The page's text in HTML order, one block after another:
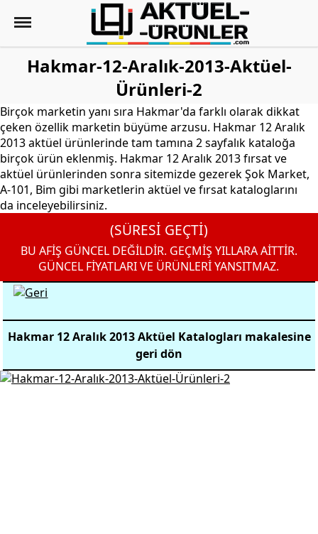
Hakmar-12-Aralık-2013-Aktüel-
Ürünleri-2
Birçok marketin yanı sıra Hakmar'da farklı olarak dikkat
çeken özellik marketin büyüme arzusu. Hakmar 12 Aralık
2013 aktüel ürünlerinde tam tamına 2 sayfalık kataloğa
birçok ürün eklenmiş. Hakmar 12 Aralık 2013 fırsat ve
aktüel ürünlerinden sonra sitemizde gezerek Şok Market,
A-101, Bim gibi marketlerin aktüel ve fırsat kataloglarını
da inceleyebilirsiniz.
(SÜRESİ GEÇTİ)
BU AFİŞ GÜNCEL DEĞİLDİR. GEÇMİŞ YILLARA AİTTİR.
GÜNCEL FİYATLARI VE ÜRÜNLERİ YANSITMAZ.
Hakmar 12 Aralık 2013 Aktüel Katalogları makalesine
geri dön